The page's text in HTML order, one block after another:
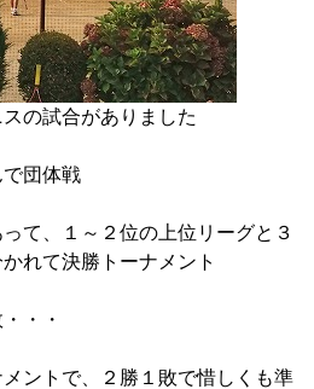
の試合がありました
団体戦
て、１～２位の上位リーグと３
れて決勝トーナメント
・・
ントで、２勝１敗で惜しくも準